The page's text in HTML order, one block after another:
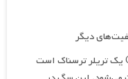
دیگر
فیلم Good Boy (۲۰۲۵) یک تریلر ترسناک است